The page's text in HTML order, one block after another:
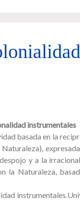
instrumentales
basada en la
y a la
la Naturaleza,